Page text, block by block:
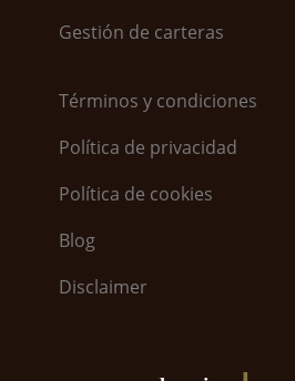
Gestión de carteras
Términos y condiciones
Política de privacidad
Política de cookies
Blog
Disclaimer